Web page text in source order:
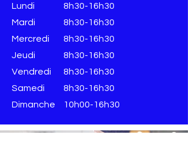
Lundi
Mardi
Mercredi
Jeudi
Vendredi
​​Samedi
​Dimanche
8h30-16h30
8h30-16h30
8h30-16h30
8h30-16h30
8h30-16h30
8h30-16h30
10h00-16h30